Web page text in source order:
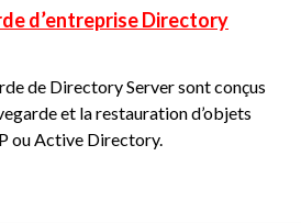
d’entreprise Directory
de Directory Server sont conçus
et la restauration d’objets
ou Active Directory.